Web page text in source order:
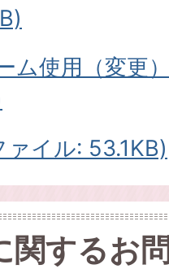
ム使用（変更
イル: 53.1KB)
関するお